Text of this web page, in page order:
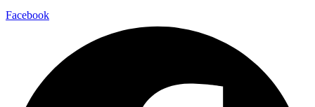
Facebook